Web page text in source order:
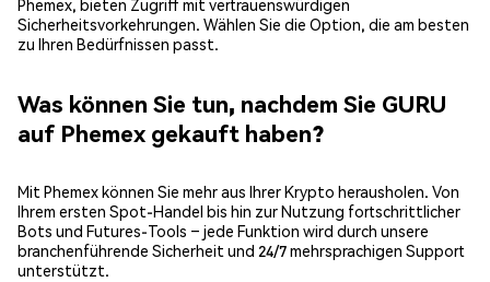
Phemex, bieten Zugriff mit vertrauenswürdigen
Sicherheitsvorkehrungen. Wählen Sie die Option, die am besten
zu Ihren Bedürfnissen passt.
Was können Sie tun, nachdem Sie GURU
auf Phemex gekauft haben?
Mit Phemex können Sie mehr aus Ihrer Krypto herausholen. Von
Ihrem ersten Spot-Handel bis hin zur Nutzung fortschrittlicher
Bots und Futures-Tools – jede Funktion wird durch unsere
branchenführende Sicherheit und 24/7 mehrsprachigen Support
unterstützt.